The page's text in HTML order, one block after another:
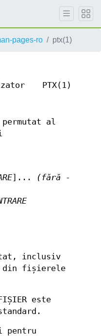
pages-ro ptx(1)
PTX(1)
al
]...
(fără -
inclusiv
din fișierele
este
pentru